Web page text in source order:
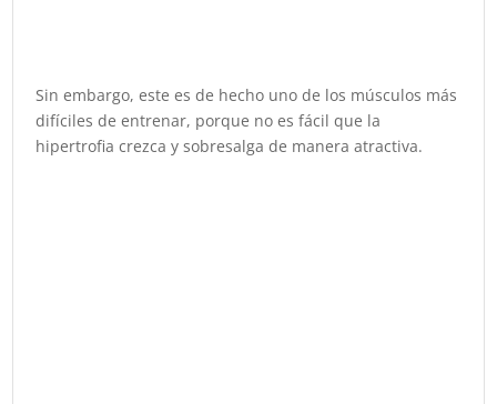
Sin embargo, este es de hecho uno de los músculos más
difíciles de entrenar, porque no es fácil que la
hipertrofia crezca y sobresalga de manera atractiva.